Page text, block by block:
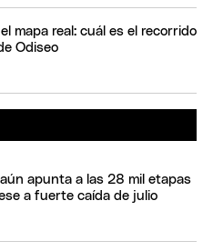
mapa real: cuál es el recorrido
Odiseo
apunta a las 28 mil etapas
a fuerte caída de julio